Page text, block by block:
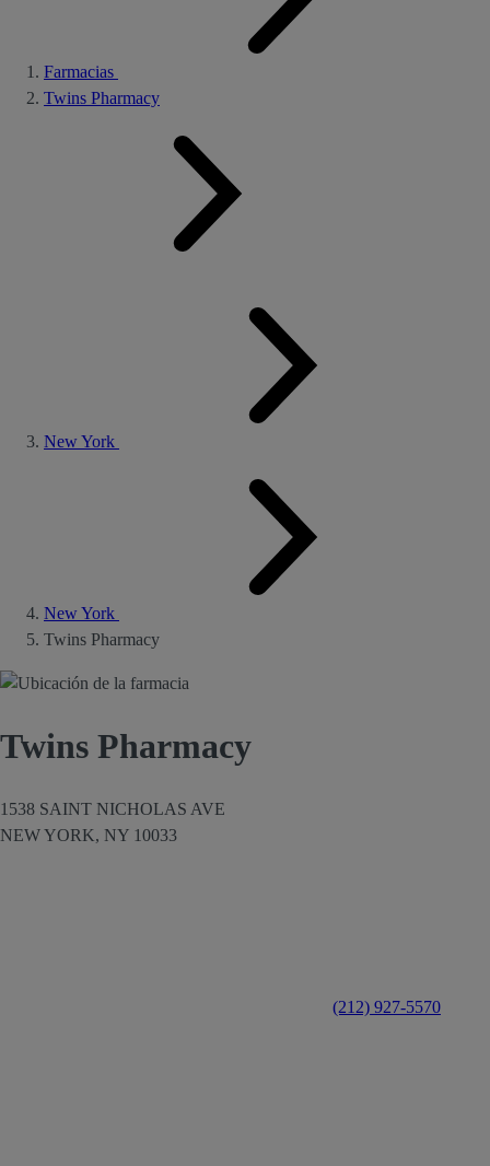
Farmacias
Twins Pharmacy
New York
New York
Twins Pharmacy
Twins Pharmacy
1538 SAINT NICHOLAS AVE
NEW YORK, NY 10033
(212) 927-5570